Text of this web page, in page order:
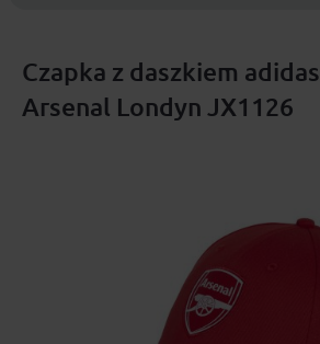
Czapka z daszkiem adidas
Arsenal Londyn JX1126